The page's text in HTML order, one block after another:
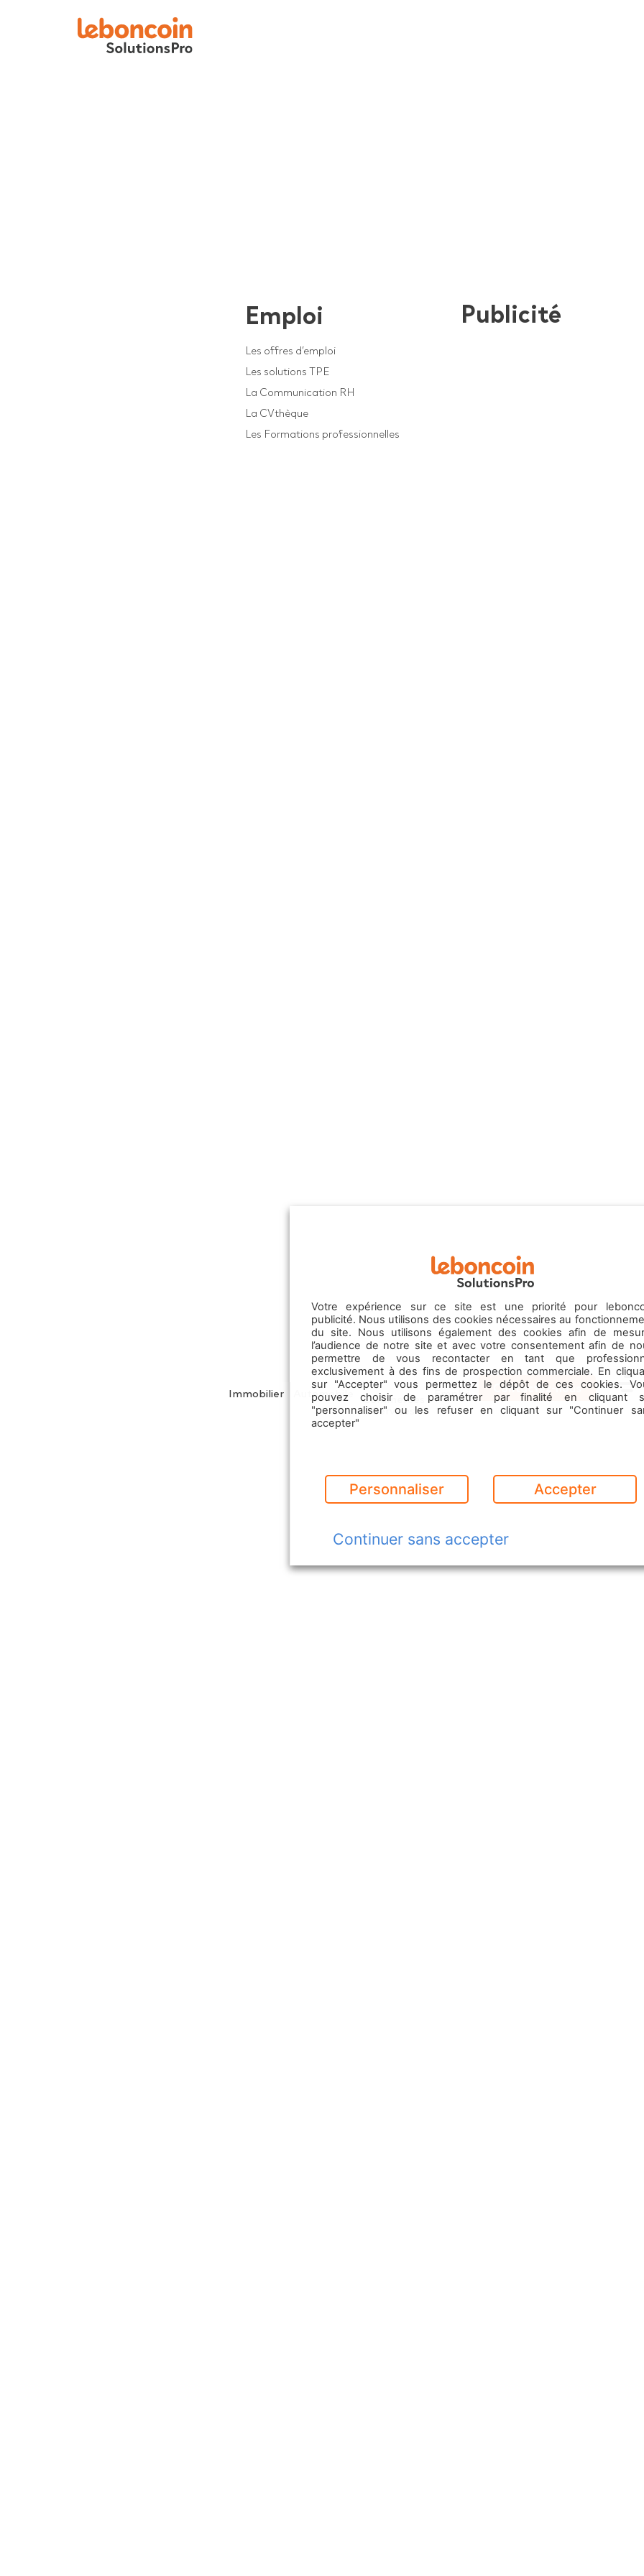
Immobilier Automobile
Commerces
& Services
Emploi
Contactez-nous
Menu
Emploi
Les offres d’emploi
Les solutions TPE
La Communication RH
La CVthèque
Les Formations professionnelles
Publicité
Votre expérience sur ce site est une priorité pour
publicité. Nous utilisons des cookies nécessaires au
du site. Nous utilisons également des cookies afin de
l’audience de notre site et avec votre consentement afin de
permettre de vous recontacter en tant que
exclusivement à des fins de prospection commerciale. En
sur "Accepter" vous permettez le dépôt de ces cookies.
pouvez choisir de paramétrer par finalité en cliquant
"personnaliser" ou les refuser en cliquant sur "Continuer
accepter"
Personnaliser Accepter
Continuer sans accepter